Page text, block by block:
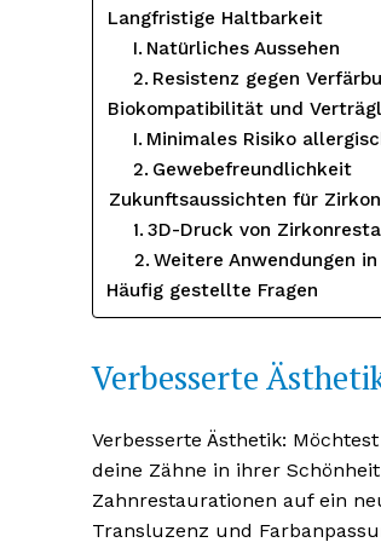
Langfristige Haltbarkeit
Natürliches Aussehen
Resistenz gegen
Biokompatibilität und
Minimales Risiko
Gewebefreundlichkeit
Zukunftsaussichten für Zirkon
3D-Druck von
Weitere Anwendungen
Häufig gestellte Fragen
Verbesserte
Verbesserte Ästhetik:
deine Zähne in ihrer
Zahnrestaurationen auf ein
Transluzenz und